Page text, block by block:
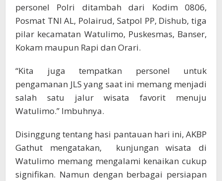
personel Polri ditambah dari Kodim 0806,
Posmat TNI AL, Polairud, Satpol PP, Dishub, tiga
pilar kecamatan Watulimo, Puskesmas, Banser,
Kokam maupun Rapi dan Orari.
“Kita juga tempatkan personel untuk
pengamanan JLS yang saat ini memang menjadi
salah satu jalur wisata favorit menuju
Watulimo.” Imbuhnya.
Disinggung tentang hasi pantauan hari ini, AKBP
Gathut mengatakan, kunjungan wisata di
Watulimo memang mengalami kenaikan cukup
signifikan. Namun dengan berbagai persiapan